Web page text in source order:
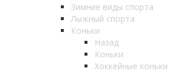
Зимние виды спорта
Лыжный спорта
Коньки
Назад
Коньки
Хоккейные коньки